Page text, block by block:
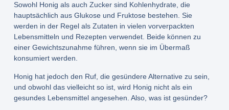
Sowohl Honig als auch Zucker sind Kohlenhydrate, die
hauptsächlich aus Glukose und Fruktose bestehen. Sie
werden in der Regel als Zutaten in vielen vorverpackten
Lebensmitteln und Rezepten verwendet. Beide können zu
einer Gewichtszunahme führen, wenn sie im Übermaß
konsumiert werden.
Honig hat jedoch den Ruf, die gesündere Alternative zu sein,
und obwohl das vielleicht so ist, wird Honig nicht als ein
gesundes Lebensmittel angesehen. Also, was ist gesünder?